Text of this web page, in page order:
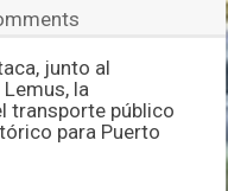
junto al
la
transporte público
para Puerto